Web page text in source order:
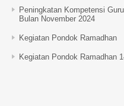
Peningkatan Kompetensi Guru
Bulan November 2024
Kegiatan Pondok Ramadhan
Kegiatan Pondok Ramadhan